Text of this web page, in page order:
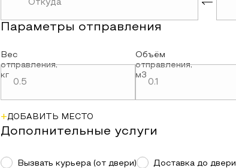
Параметры отправления
Вес
отправления,
кг
Объём
отправления,
м3
+ДОБАВИТЬ МЕСТО
Дополнительные услуги
Вызвать курьера (от двери) Доставка до двери